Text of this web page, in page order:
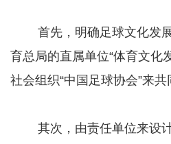
首先，明确足球文化发展
育总局的直属单位“体育文化
社会组织“中国足球协会”来共
其次，由责任单位来设计